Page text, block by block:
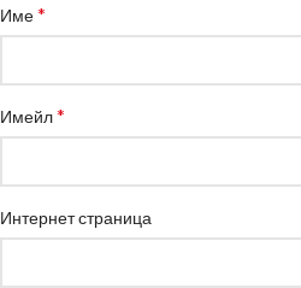
Име*
Имейл*
Интернет страница